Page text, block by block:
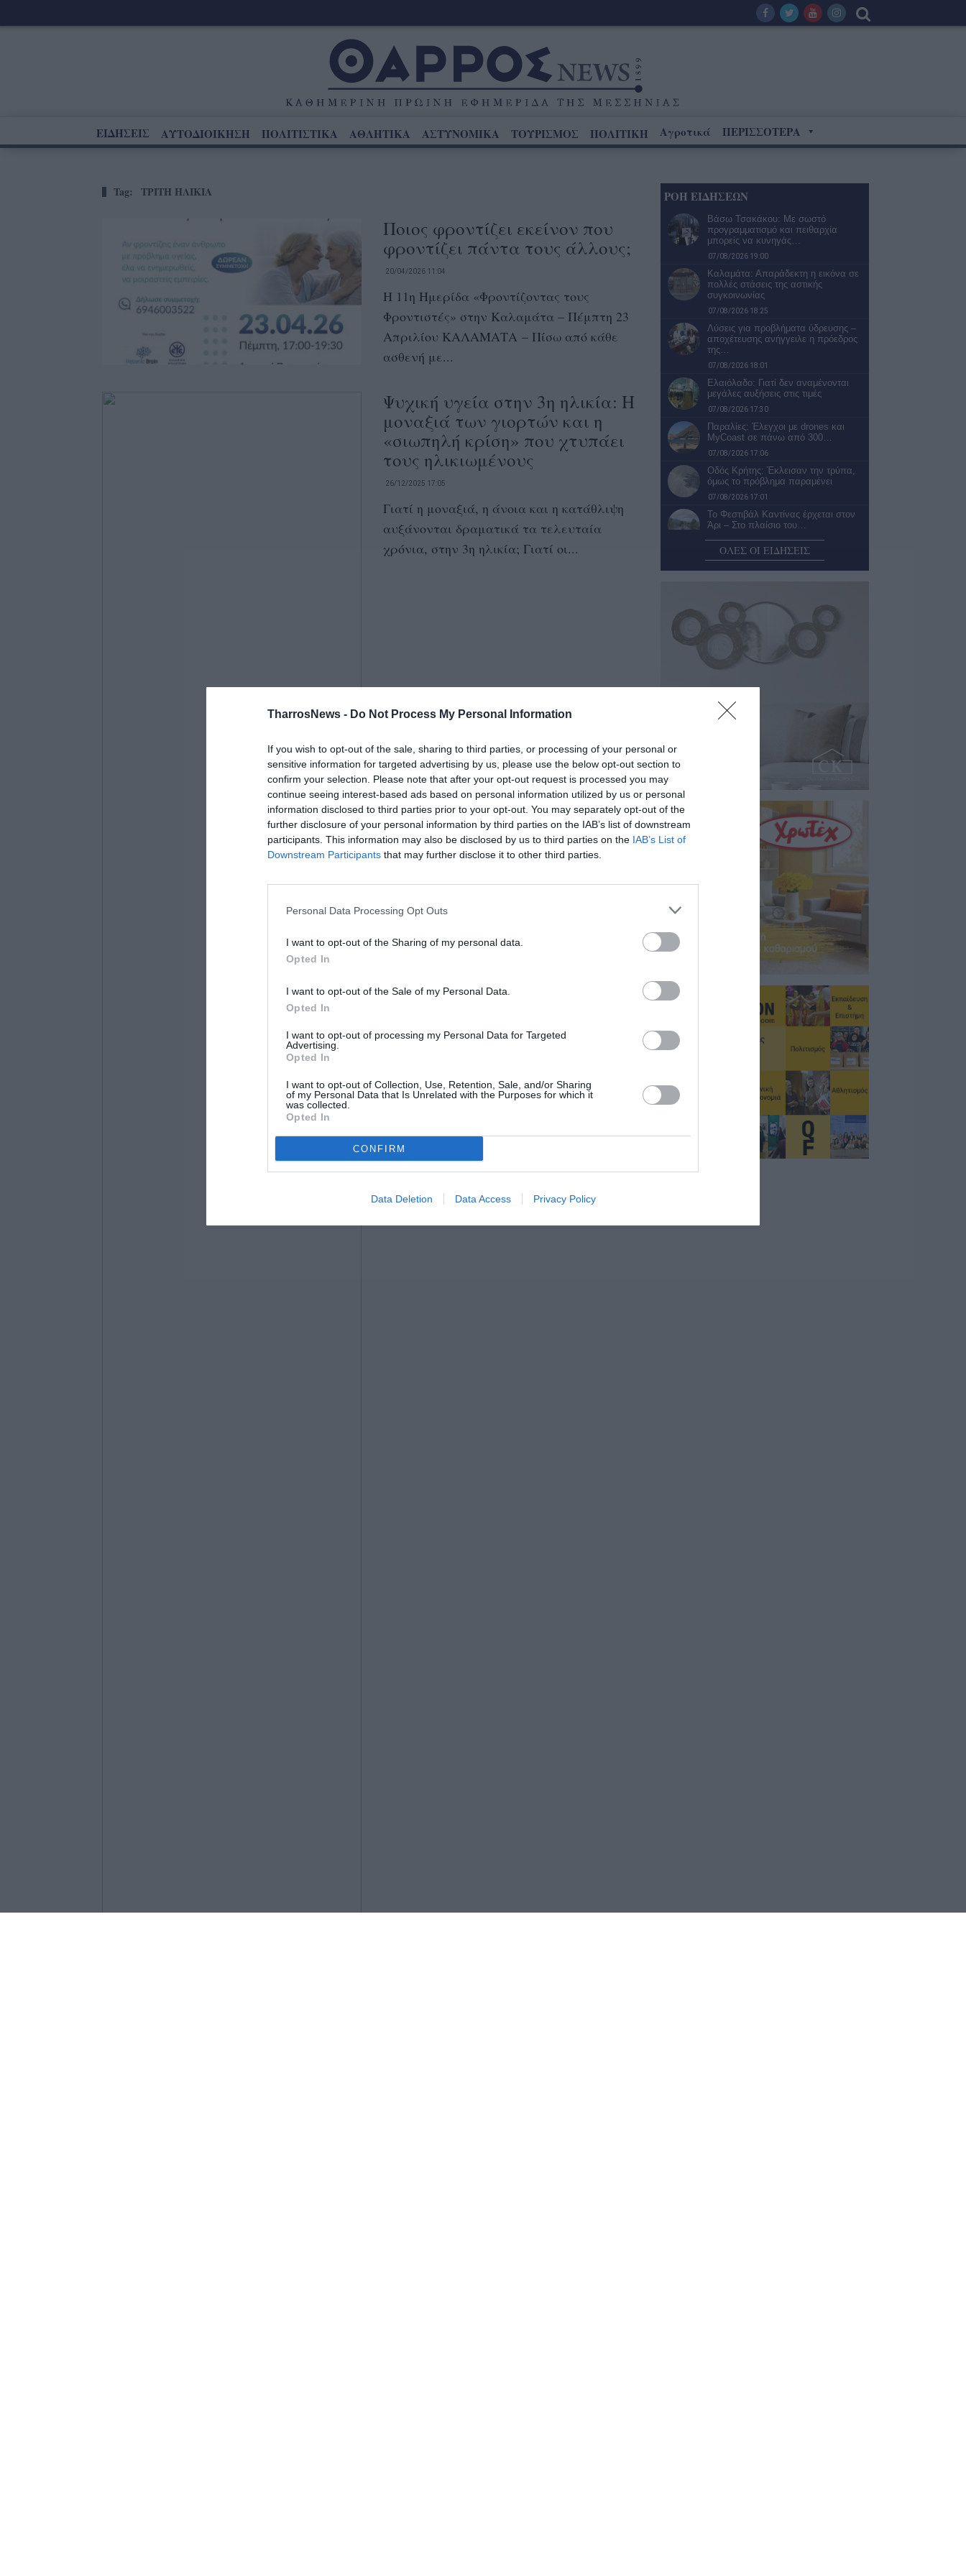
TharrosNews - Do Not Process My Personal Information
If you wish to opt-out of the sale, sharing to third parties, or processing of your personal or
sensitive information for targeted advertising by us, please use the below opt-out section to
confirm your selection. Please note that after your opt-out request is processed you may
continue seeing interest-based ads based on personal information utilized by us or personal
information disclosed to third parties prior to your opt-out. You may separately opt-out of the
further disclosure of your personal information by third parties on the IAB’s list of downstream
participants. This information may also be disclosed by us to third parties on the IAB’s List of
Downstream Participants that may further disclose it to other third parties.
Personal Data Processing Opt Outs
I want to opt-out of the Sharing of my personal data.
Opted In
I want to opt-out of the Sale of my Personal Data.
Opted In
I want to opt-out of processing my Personal Data for Targeted
Advertising.
Opted In
I want to opt-out of Collection, Use, Retention, Sale, and/or Sharing
of my Personal Data that Is Unrelated with the Purposes for which it
was collected.
Opted In
CONFIRM
Data Deletion Data Access Privacy Policy
ΕΙΔΗΣΕΙΣ ΑΥΤΟΔΙΟΙΚΗΣΗ ΠΟΛΙΤΙΣΤΙΚΑ ΑΘΛΗΤΙΚΑ ΑΣΤΥΝΟΜΙΚΑ ΤΟΥΡΙΣΜΟΣ ΠΟΛΙΤΙΚΗ Αγροτικά ΠΕΡΙΣΣΟΤΕΡΑ
Tag: ΤΡΙΤΗ ΗΛΙΚΙΑ
Ποιος φροντίζει εκείνον που
φροντίζει πάντα τους άλλους;
20/04/2026 11:04
Η 11η Ημερίδα «Φροντίζοντας τους
Φροντιστές» στην Καλαμάτα – Πέμπτη 23
Απριλίου ΚΑΛΑΜΑΤΑ – Πίσω από κάθε
ασθενή με...
Ψυχική υγεία στην 3η ηλικία: Η
μοναξιά των γιορτών και η
«σιωπηλή κρίση» που χτυπάει
τους ηλικιωμένους
26/12/2025 17:05
Γιατί η μοναξιά, η άνοια και η κατάθλιψη
αυξάνονται δραματικά τα τελευταία
χρόνια, στην 3η ηλικία; Γιατί οι...
ΡΟΗ ΕΙΔΗΣΕΩΝ
Βάσω Τσακάκου: Με σωστό
προγραμματισμό και πειθαρχία
μπορείς να κυνηγάς…
07/08/2026 19:00
Καλαμάτα: Απαράδεκτη η εικόνα σε
πολλές στάσεις της αστικής
συγκοινωνίας
07/08/2026 18:25
Λύσεις για προβλήματα ύδρευσης –
αποχέτευσης ανήγγειλε η πρόεδρος
της…
07/08/2026 18:01
Ελαιόλαδο: Γιατί δεν αναμένονται
μεγάλες αυξήσεις στις τιμές
07/08/2026 17:30
Παραλίες: Έλεγχοι με drones και
MyCoast σε πάνω από 300…
07/08/2026 17:06
Οδός Κρήτης: Έκλεισαν την τρύπα,
όμως το πρόβλημα παραμένει
07/08/2026 17:01
Το Φεστιβάλ Καντίνας έρχεται στον
Άρι – Στο πλαίσιο του…
07/08/2026 16:50
Θα αλλάξει κάτι;
Ασπροχώματος
07/08/2026 15:15
ΟΛΕΣ ΟΙ ΕΙΔΗΣΕΙΣ